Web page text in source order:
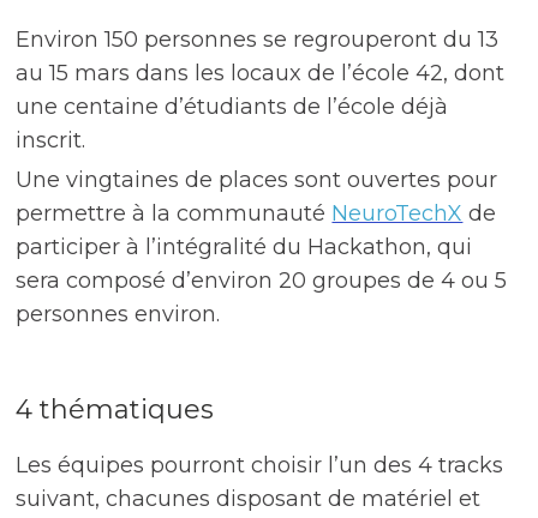
Environ 150 personnes se regrouperont du 13
au 15 mars dans les locaux de l’école 42, dont
une centaine d’étudiants de l’école déjà
inscrit.
Une vingtaines de places sont ouvertes pour
permettre à la communauté NeuroTechX de
participer à l’intégralité du Hackathon, qui
sera composé d’environ 20 groupes de 4 ou 5
personnes environ.
4 thématiques
Les équipes pourront choisir l’un des 4 tracks
suivant, chacunes disposant de matériel et